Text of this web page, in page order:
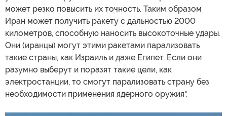
может резко повысить их точность. Таким образом
Иран может получить ракету с дальностью 2000
километров, способную наносить высокоточные удары.
Они (иранцы) могут этими ракетами парализовать
такие страны, как Израиль и даже Египет. Если они
разумно выберут и поразят такие цели, как
электростанции, то смогут парализовать страну без
необходимости применения ядерного оружия".